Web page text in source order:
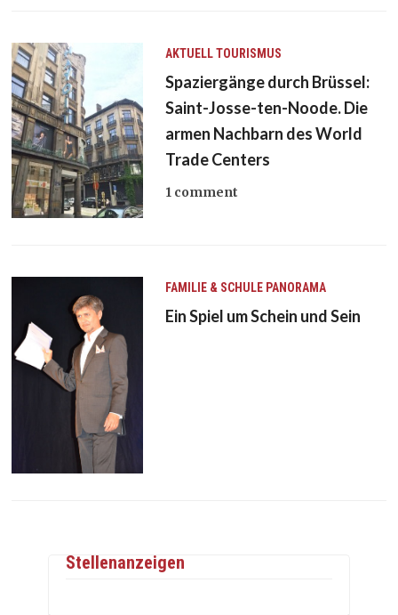
AKTUELLTOURISMUS
Spaziergänge durch Brüssel:
Saint-Josse-ten-Noode. Die
armen Nachbarn des World
Trade Centers
1 comment
FAMILIE & SCHULE PANORAMA
Ein Spiel um Schein und Sein
Stellenanzeigen